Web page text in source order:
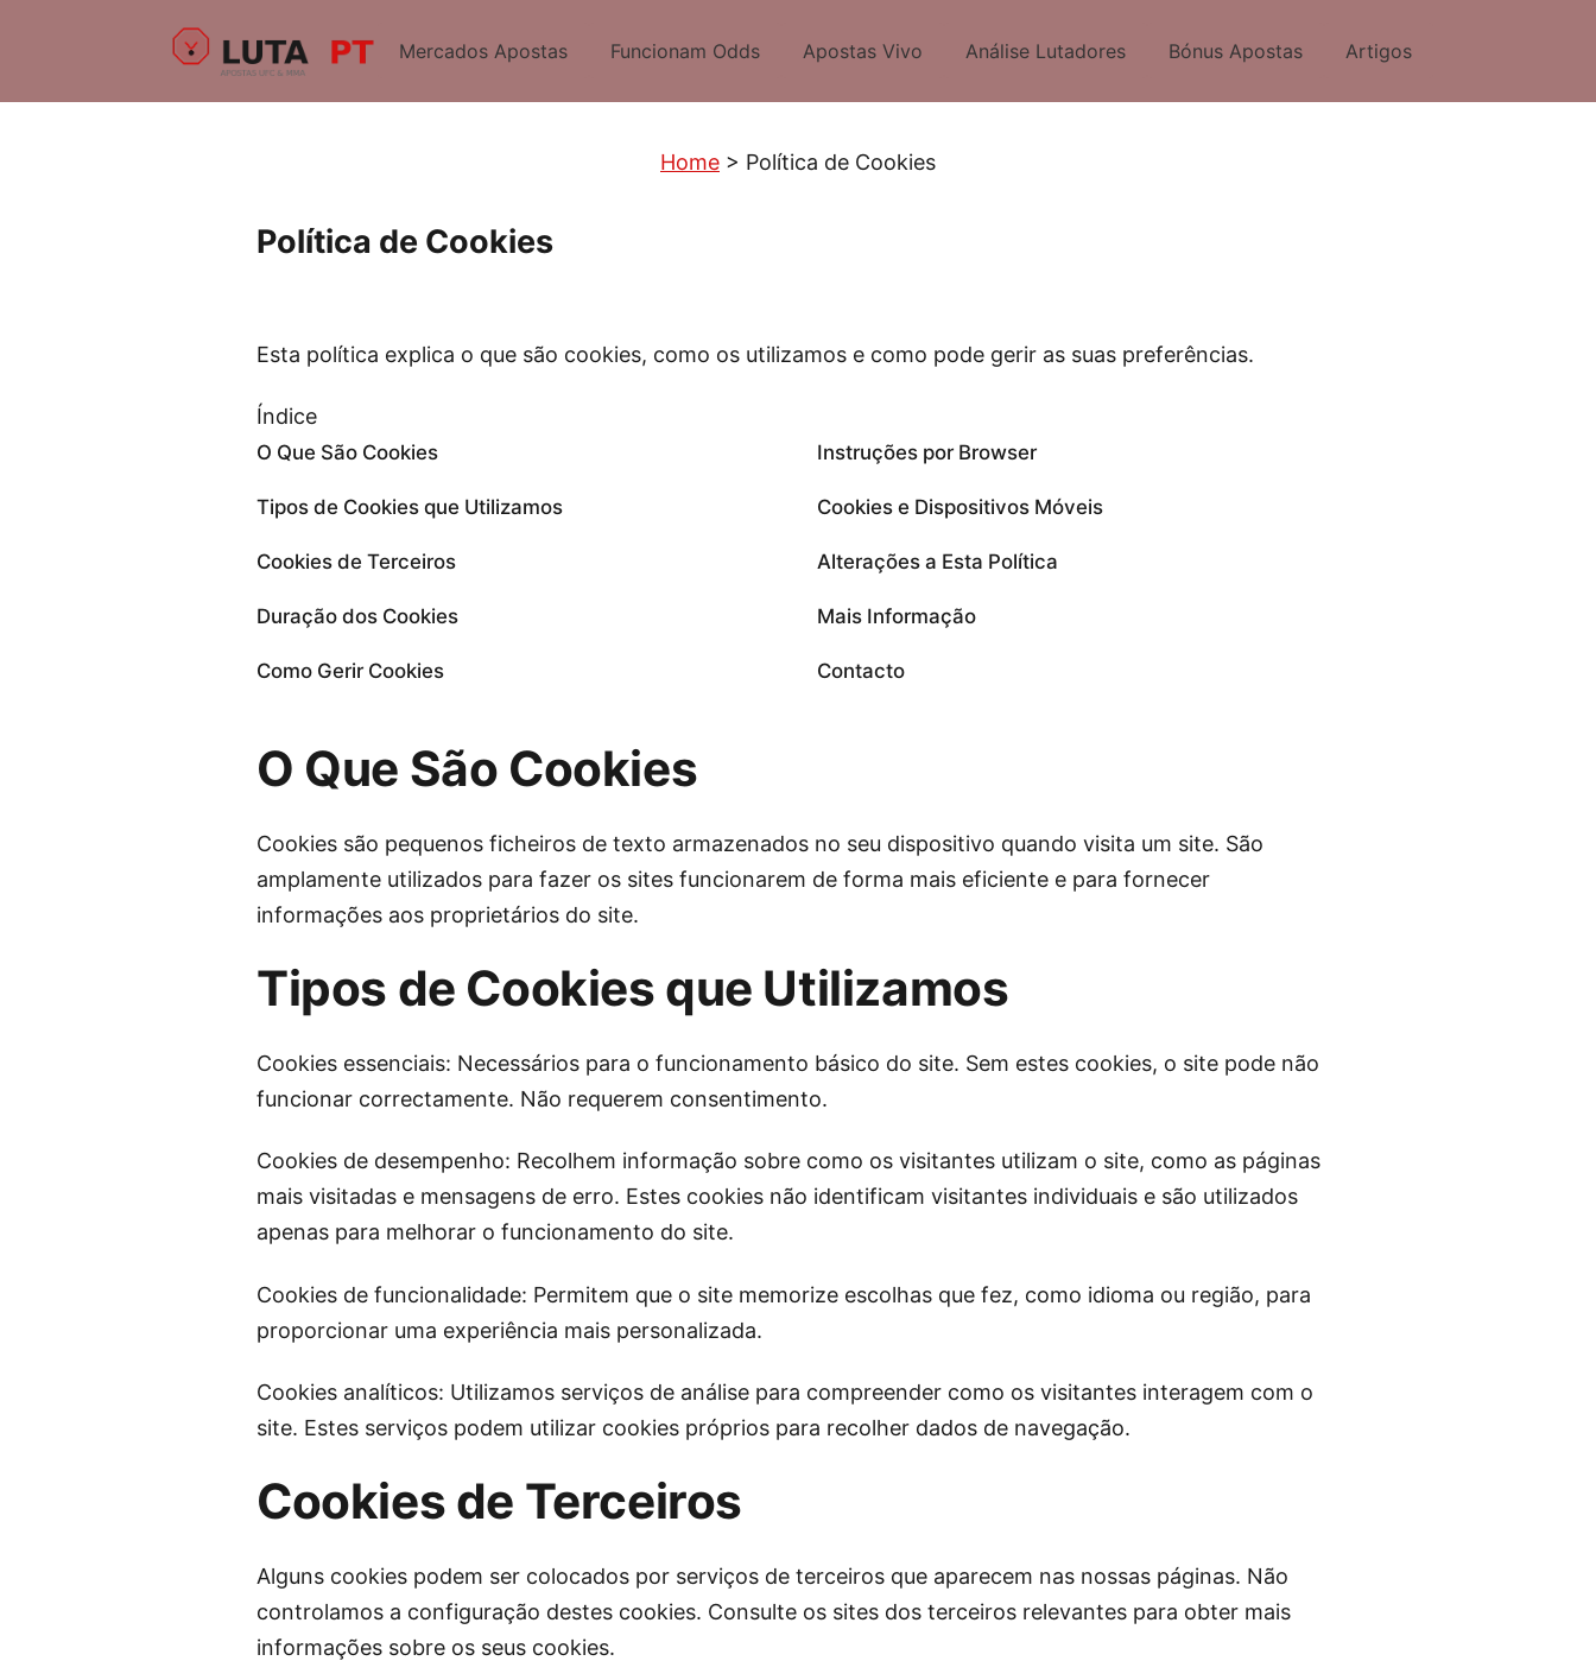
Mercados Apostas Funcionam Odds Apostas Vivo Análise Lutadores Bónus Apostas Artigos
Home > Política de Cookies
Política de Cookies
Esta política explica o que são cookies, como os utilizamos e como pode gerir as suas preferências.
Índice
O Que São Cookies
Tipos de Cookies que Utilizamos
Cookies de Terceiros
Duração dos Cookies
Como Gerir Cookies
Instruções por Browser
Cookies e Dispositivos Móveis
Alterações a Esta Política
Mais Informação
Contacto
O Que São Cookies
Cookies são pequenos ficheiros de texto armazenados no seu dispositivo quando visita um site. São
amplamente utilizados para fazer os sites funcionarem de forma mais eficiente e para fornecer
informações aos proprietários do site.
Tipos de Cookies que Utilizamos
Cookies essenciais: Necessários para o funcionamento básico do site. Sem estes cookies, o site pode não
funcionar correctamente. Não requerem consentimento.
Cookies de desempenho: Recolhem informação sobre como os visitantes utilizam o site, como as páginas
mais visitadas e mensagens de erro. Estes cookies não identificam visitantes individuais e são utilizados
apenas para melhorar o funcionamento do site.
Cookies de funcionalidade: Permitem que o site memorize escolhas que fez, como idioma ou região, para
proporcionar uma experiência mais personalizada.
Cookies analíticos: Utilizamos serviços de análise para compreender como os visitantes interagem com o
site. Estes serviços podem utilizar cookies próprios para recolher dados de navegação.
Cookies de Terceiros
Alguns cookies podem ser colocados por serviços de terceiros que aparecem nas nossas páginas. Não
controlamos a configuração destes cookies. Consulte os sites dos terceiros relevantes para obter mais
informações sobre os seus cookies.